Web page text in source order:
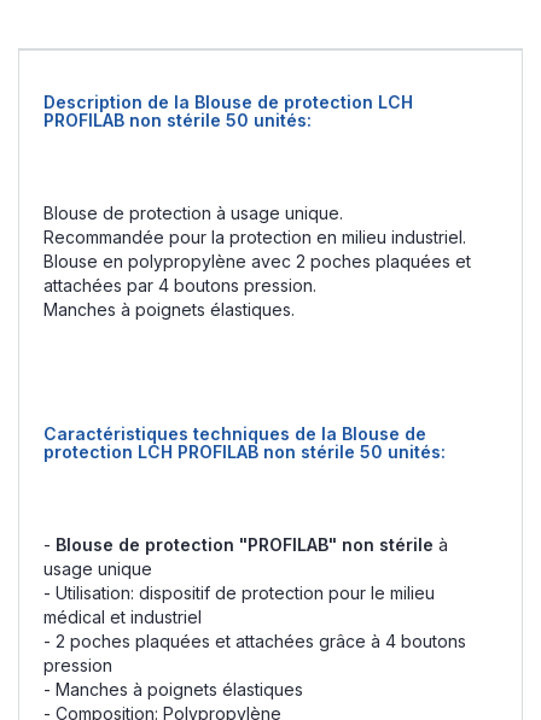
Description de la Blouse de protection LCH
PROFILAB non stérile 50 unités:
Blouse de protection à usage unique.
Recommandée pour la protection en milieu industriel.
Blouse en polypropylène avec 2 poches plaquées et
attachées par 4 boutons pression.
Manches à poignets élastiques.
Caractéristiques techniques de la Blouse de
protection LCH PROFILAB non stérile 50 unités:
- Blouse de protection "PROFILAB" non stérile à
usage unique
- Utilisation: dispositif de protection pour le milieu
médical et industriel
- 2 poches plaquées et attachées grâce à 4 boutons
pression
- Manches à poignets élastiques
- Composition: Polypropylène